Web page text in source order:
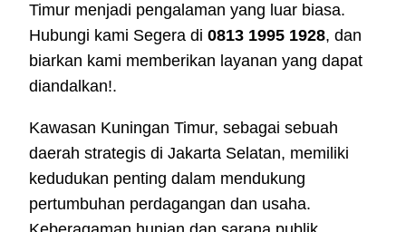
Timur menjadi pengalaman yang luar biasa.
Hubungi kami Segera di 0813 1995 1928, dan
biarkan kami memberikan layanan yang dapat
diandalkan!.
Kawasan Kuningan Timur, sebagai sebuah
daerah strategis di Jakarta Selatan, memiliki
kedudukan penting dalam mendukung
pertumbuhan perdagangan dan usaha.